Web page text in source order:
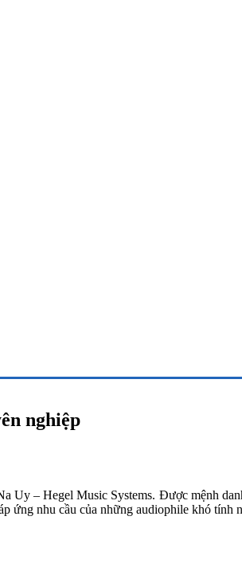
nghiệp
Uy – Hegel Music Systems. Được mệnh
ứng nhu cầu của những audiophile khó tính